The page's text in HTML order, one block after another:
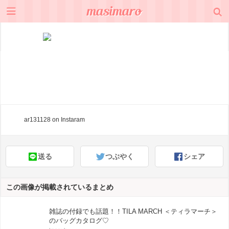
ar131128 on Instaram
送る つぶやく シェア
この画像が掲載されているまとめ
雑誌の付録でも話題！！TILA MARCH ＜ティラマーチ＞
のバッグカタログ♡